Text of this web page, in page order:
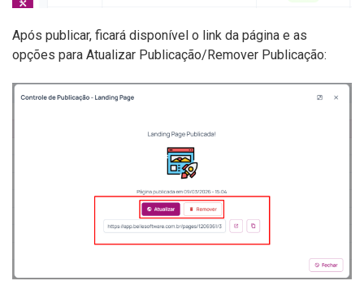
Após publicar, ficará disponível o link da página e as
opções para Atualizar Publicação/Remover Publicação: